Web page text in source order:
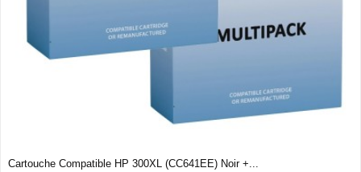
Cartouche Compatible HP 300XL (CC641EE) Noir +...